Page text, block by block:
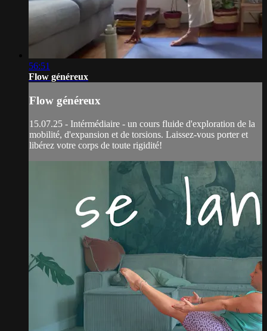
56:51
Flow généreux
Flow généreux
15.07.25 - Intérmédiaire - un cours fluide d'exploration de la
mobilité, d'expansion et de torsions. Laissez-vous porter et
libérez votre corps de toute rigidité!